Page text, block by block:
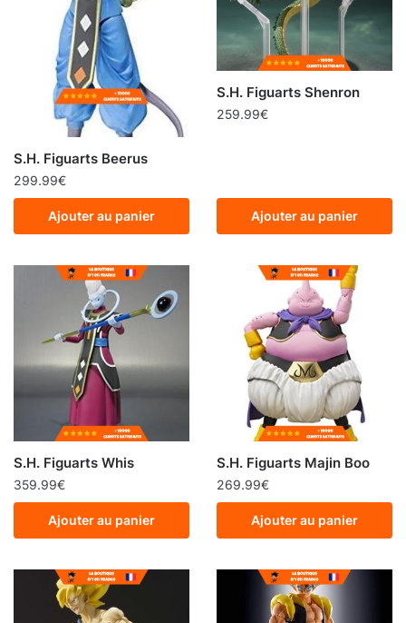
S.H. Figuarts Beerus
299.99€
Ajouter au panier
S.H. Figuarts Shenron
259.99€
Ajouter au panier
S.H. Figuarts Whis
359.99€
Ajouter au panier
S.H. Figuarts Majin Boo
269.99€
Ajouter au panier